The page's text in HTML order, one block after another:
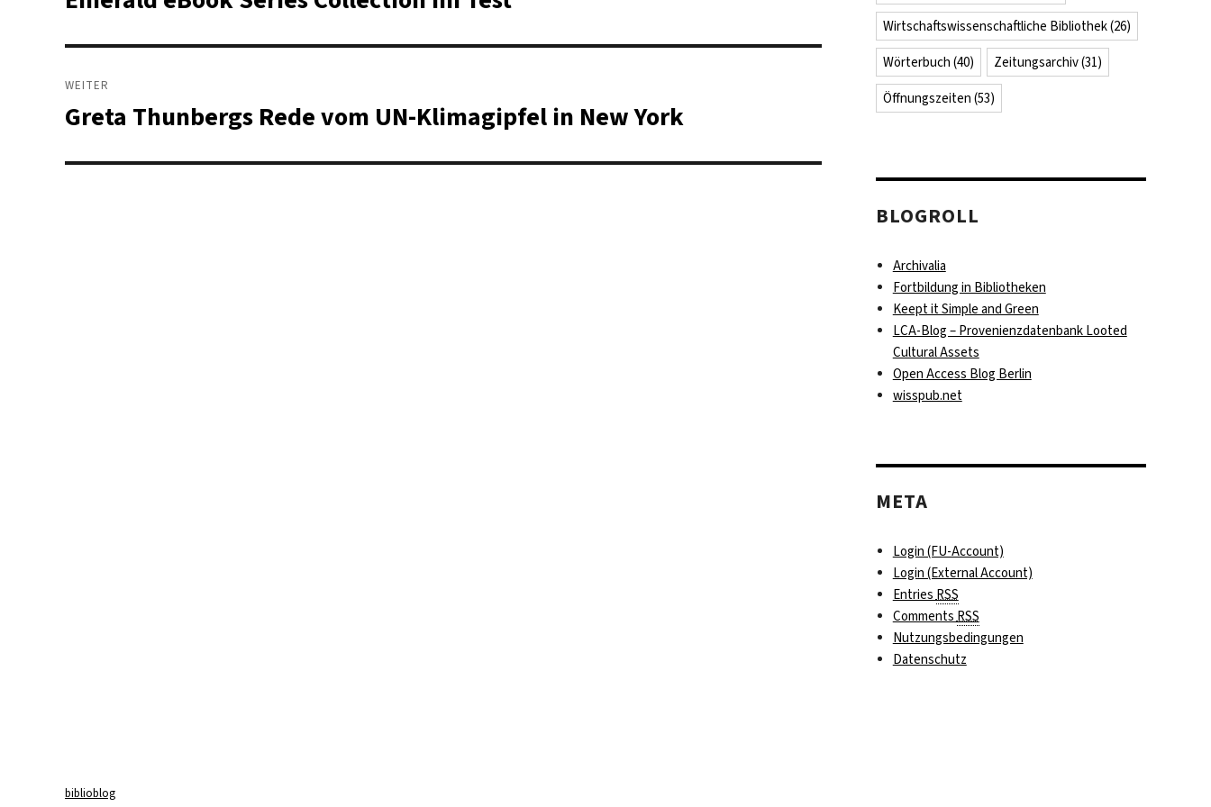
WEITER
Nächster
Greta Thunbergs Rede vom UN-Klimagipfel in New York
Wirtschaftswissenschaftliche Bibliothek(26)
Wörterbuch (40) Zeitungsarchiv(31)
Öffnungszeiten (53)
BLOGROLL
Archivalia
Fortbildung in Bibliotheken
Keept it Simple and Green
LCA-Blog – Provenienzdatenbank Looted
Cultural Assets
Open Access Blog Berlin
wisspub.net
META
Login (FU-Account)
Login (External Account)
EntriesRSS
CommentsRSS
Nutzungsbedingungen
Datenschutz
biblioblog